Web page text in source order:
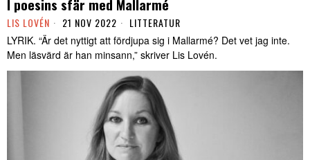
I poesins sfär med Mallarmé
LIS LOVÉN 21 NOV 2022 LITTERATUR
LYRIK. “Är det nyttigt att fördjupa sig i Mallarmé? Det vet jag inte.
Men läsvärd är han minsann,” skriver Lis Lovén.